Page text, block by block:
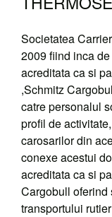
Societatea
2009 fiind inca
acreditata ca si
,Schmitz
catre personalul
profil de
carosarilor din
conexe acestui
acreditata ca si
Cargobull oferind
transportului